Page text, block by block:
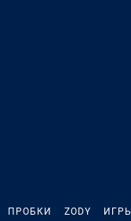
ПРОБКИ ZODY ИГРЫ